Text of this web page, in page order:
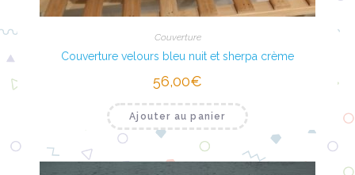
Couverture
Couverture velours bleu nuit et sherpa crème
56,00€
Ajouter au panier